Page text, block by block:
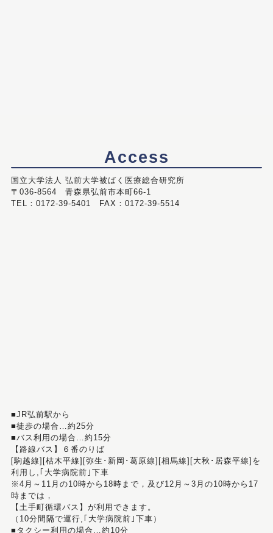
Access
国立大学法人 弘前大学被ばく医療総合研究所
〒036-8564 青森県弘前市本町66-1
TEL：0172-39-5401 FAX：0172-39-5514
■JR弘前駅から
■徒歩の場合…約25分
■バス利用の場合…約15分
【路線バス】６番のりば
[駒越線][枯木平線][弥生･新岡･葛原線][相馬線][大秋･居森平線]を
利用し,｢大学病院前｣下車
※4月～11月の10時から18時まで，及び12月～3月の10時から17
時までは，
【土手町循環バス】が利用できます。
（10分間隔で運行,｢大学病院前｣下車）
■タクシー利用の場合…約10分